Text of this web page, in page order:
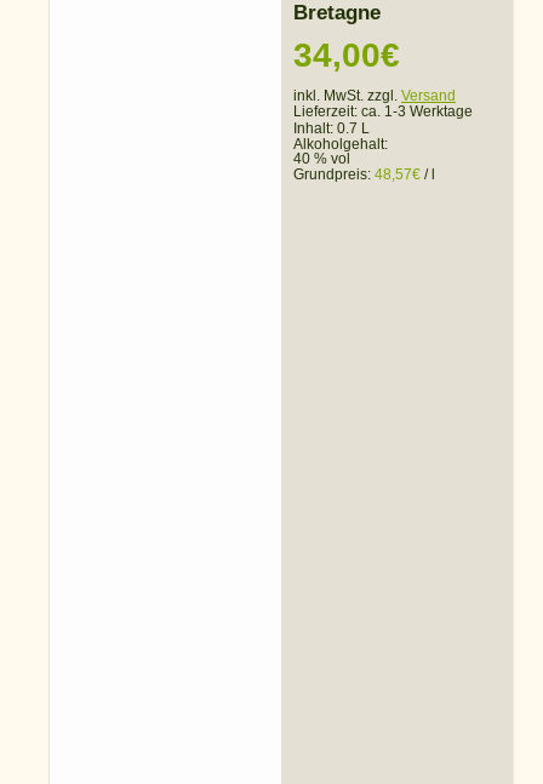
Bretagne
34,00€
inkl. MwSt. zzgl. Versand
Lieferzeit: ca. 1-3 Werktage
Inhalt: 0.7 L
Alkoholgehalt:
40 % vol
Grundpreis: 48,57€ /